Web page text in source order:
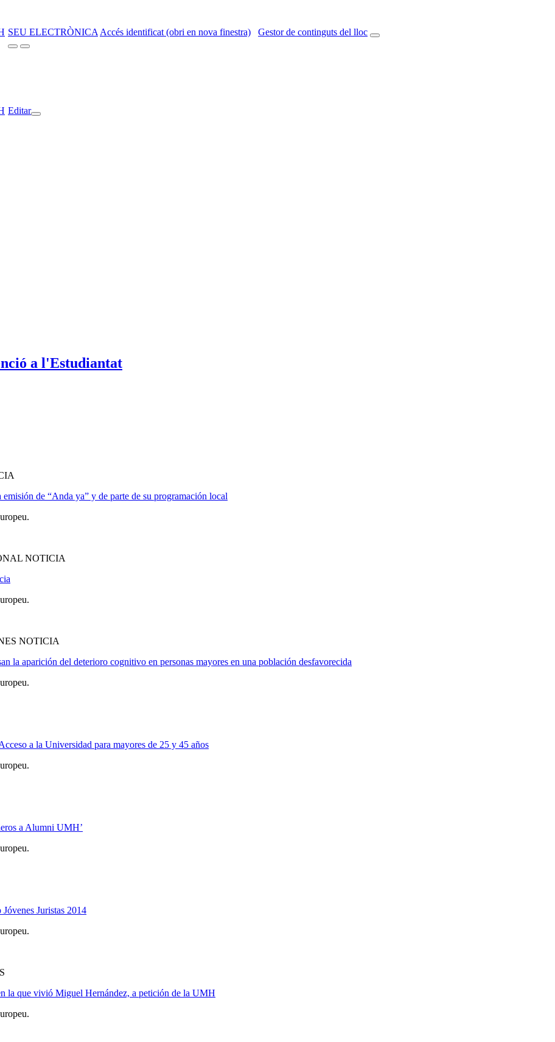
SEU ELECTRÒNICA Accés identificat (obri en nova finestra) Gestor de continguts del lloc
Editar
a l'Estudiantat
de “Anda ya” y de parte de su programación local
NOTICIA
NOTICIA
la aparición del deterioro cognitivo en personas mayores en una población desfavorecida
a la Universidad para mayores de 25 y 45 años
a Alumni UMH’
Juristas 2014
la que vivió Miguel Hernández, a petición de la UMH